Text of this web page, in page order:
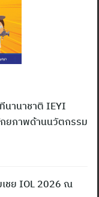
นานาชาติ IEYI
ยภาพด้านนวัตกรรม
เชย IOL 2026 ณ